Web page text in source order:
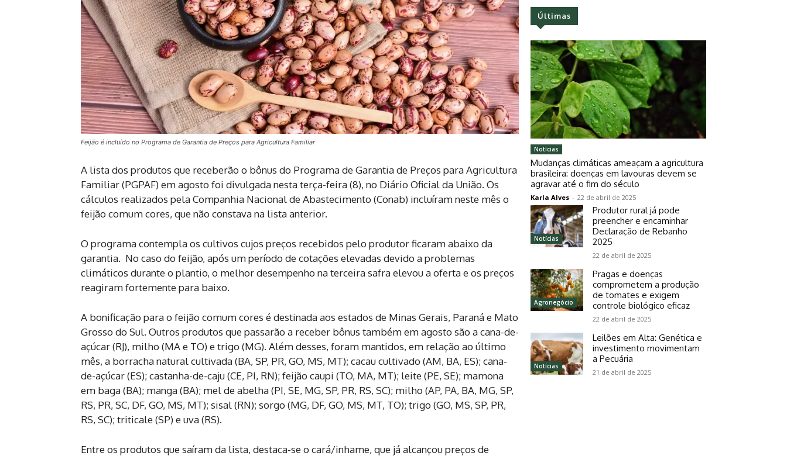
Feijão é incluído no Programa de Garantia de Preços para Agricultura Familiar
A lista dos produtos que receberão o bônus do Programa de Garantia de Preços para Agricultura
Familiar (PGPAF) em agosto foi divulgada nesta terça-feira (8), no Diário Oficial da União. Os
cálculos realizados pela Companhia Nacional de Abastecimento (Conab) incluíram neste mês o
feijão comum cores, que não constava na lista anterior.
O programa contempla os cultivos cujos preços recebidos pelo produtor ficaram abaixo da
garantia. No caso do feijão, após um período de cotações elevadas devido a problemas
climáticos durante o plantio, o melhor desempenho na terceira safra elevou a oferta e os preços
reagiram fortemente para baixo.
A bonificação para o feijão comum cores é destinada aos estados de Minas Gerais, Paraná e Mato
Grosso do Sul. Outros produtos que passarão a receber bônus também em agosto são a cana-de-
açúcar (RJ), milho (MA e TO) e trigo (MG). Além desses, foram mantidos, em relação ao último
mês, a borracha natural cultivada (BA, SP, PR, GO, MS, MT); cacau cultivado (AM, BA, ES); cana-
de-açúcar (ES); castanha-de-caju (CE, PI, RN); feijão caupi (TO, MA, MT); leite (PE, SE); mamona
em baga (BA); manga (BA); mel de abelha (PI, SE, MG, SP, PR, RS, SC); milho (AP, PA, BA, MG, SP,
RS, PR, SC, DF, GO, MS, MT); sisal (RN); sorgo (MG, DF, GO, MS, MT, TO); trigo (GO, MS, SP, PR,
RS, SC); triticale (SP) e uva (RS).
Entre os produtos que saíram da lista, destaca-se o cará/inhame, que já alcançou preços de
Últimas
Notícias
Mudanças climáticas ameaçam a agricultura
brasileira: doenças em lavouras devem se
agravar até o fim do século
Karla Alves - 22 de abril de 2025
Notícias
Produtor rural já pode
preencher e encaminhar
Declaração de Rebanho
2025
22 de abril de 2025
Agronegócio
Pragas e doenças
comprometem a produção
de tomates e exigem
controle biológico eficaz
22 de abril de 2025
Notícias
Leilões em Alta: Genética e
investimento movimentam
a Pecuária
21 de abril de 2025